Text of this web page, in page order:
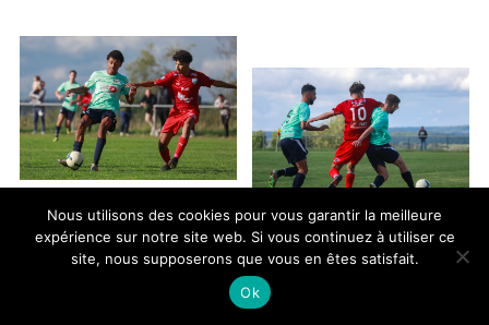
Nous utilisons des cookies pour vous garantir la meilleure
expérience sur notre site web. Si vous continuez à utiliser ce
site, nous supposerons que vous en êtes satisfait.
Ok